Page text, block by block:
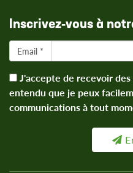
Inscrivez-vous à
Email *
J'accepte de recevoir
entendu que je peux
communications à tout